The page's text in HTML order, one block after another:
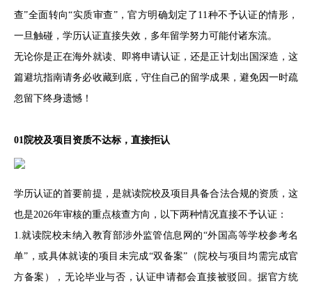
查”全面转向“实质审查”，官方明确划定了11种不予认证的情形，
一旦触碰，学历认证直接失效，多年留学努力可能付诸东流。
无论你是正在海外就读、即将申请认证，还是正计划出国深造，这
篇避坑指南请务必收藏到底，守住自己的留学成果，避免因一时疏
忽留下终身遗憾！
01院校及项目资质不达标，直接拒认
学历认证的首要前提，是就读院校及项目具备合法合规的资质，这
也是2026年审核的重点核查方向，以下两种情况直接不予认证：
1.就读院校未纳入教育部涉外监管信息网的“外国高等学校参考名
单”，或具体就读的项目未完成“双备案”（院校与项目均需完成官
方备案），无论毕业与否，认证申请都会直接被驳回。据官方统